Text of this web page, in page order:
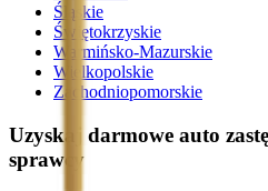
Śląskie
Świętokrzyskie
Warmińsko-Mazurskie
Wielkopolskie
Zachodniopomorskie
Uzyskaj darmowe auto
sprawcy